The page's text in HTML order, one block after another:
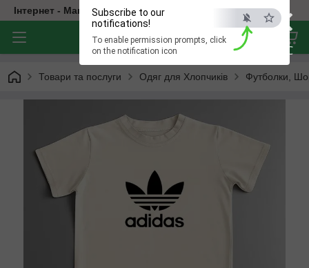
×
ESC
Subscribe to our
notifications!
To enable permission prompts, click
on the notification icon
Інтернет - Магазин Дитячого Одягу
Товари та послуги Одяг для Хлопчиків Футболки,